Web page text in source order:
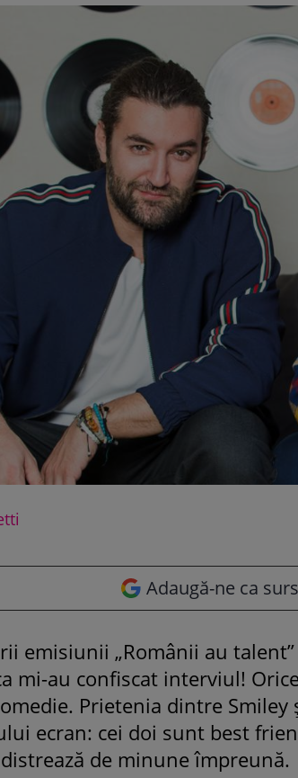
Adaugă-ne ca
emisiunii „Românii au
mi-au confiscat interviul!
Prietenia dintre
ecran: cei doi sunt best
de minune împreună.